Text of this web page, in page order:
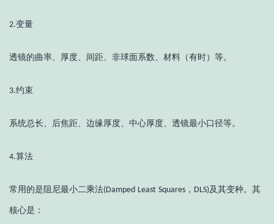
2.变量
透镜的曲率、厚度、间距、非球面系数、材料（有时）等。
3.约束
系统总长、后焦距、边缘厚度、中心厚度、透镜最小口径等。
4.算法
常用的是阻尼最小二乘法(Damped Least Squares ， DLS)及其变种。其
核心是：